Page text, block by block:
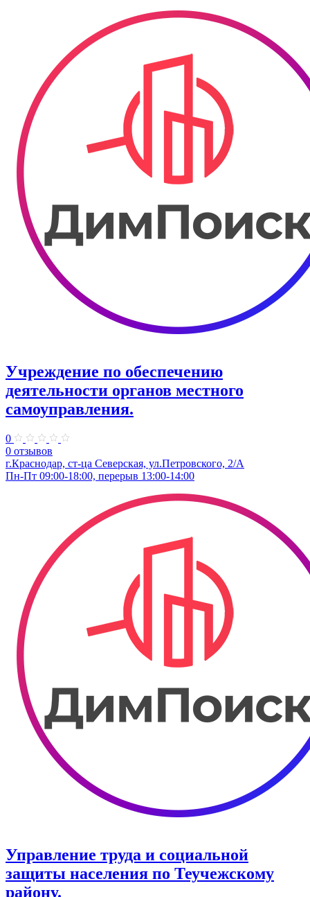
Учреждение по обеспечению
деятельности органов местного
самоуправления.
0
0 отзывов
г.Краснодар, ст-ца Северская, ул.Петровского, 2/А
Пн-Пт 09:00-18:00, перерыв 13:00-14:00
Управление труда и социальной
защиты населения по Теучежскому
району.